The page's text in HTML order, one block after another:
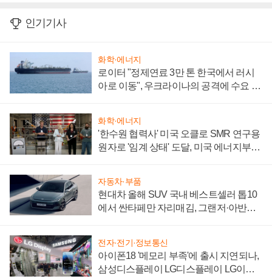
인기기사
화학·에너지
로이터 "정제연료 3만 톤 한국에서 러시
아로 이동", 우크라이나의 공격에 수요 늘
화학·에너지
'한수원 협력사' 미국 오클로 SMR 연구용
원자로 '임계 상태' 도달, 미국 에너지부
자동차·부품
현대차 올해 SUV 국내 베스트셀러 톱10
에서 싼타페만 자리매김, 그랜저·아반떼
전자·전기·정보통신
아이폰18 '메모리 부족'에 출시 지연되나,
삼성디스플레이 LG디스플레이 LG이노